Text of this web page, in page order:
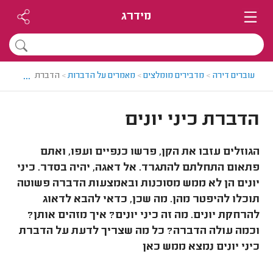
מידרג
עוברים דירה > מדבירים מומלצים> מאמרים על הדברות> הדברת כיני יונים
...
הדברת כיני יונים
הגוזלים עזבו את הקן, פרשו כנפיים ועפו, ואתם
פתאום התחלתם להתגרד. אל דאגה, יהיה בסדר. כיני
יונים הן לא ממש מסוכנות ובאמצעות הדברה פשוטה
תוכלו להיפטר מהן. מה שכן, כדאי להבא לדאוג
להרחקת יונים. מה זה כיני יונים? איך מזהים אותן?
וכמה עולה הדברה? כל מה שצריך לדעת על הדברת
כיני יונים נמצא ממש כאן